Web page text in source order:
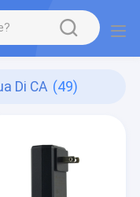
Di CA (49)